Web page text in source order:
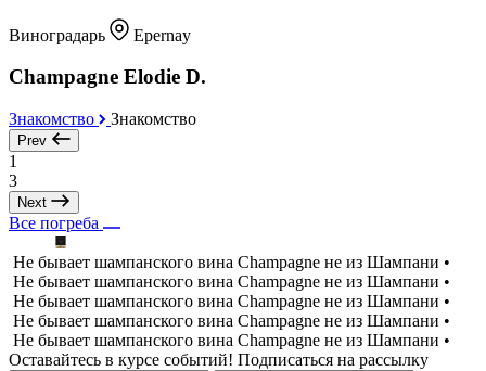
Виноградарь Epernay
Champagne Elodie D.
Знакомство Знакомство
Prev
1
3
Next
Все погреба
Не бывает шампанского вина Champagne не из Шампани •
Не бывает шампанского вина Champagne не из Шампани •
Не бывает шампанского вина Champagne не из Шампани •
Не бывает шампанского вина Champagne не из Шампани •
Не бывает шампанского вина Champagne не из Шампани •
Оставайтесь в курсе событий! Подписаться на рассылку